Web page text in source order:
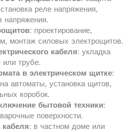
реле напряжения,
напряжения.
: проектирование,
монтаж силовых электрощитов.
кабеля: укладка
или трубе.
в электрическом щитке:
автоматы, установка щитов,
коробок.
бытовой техники:
поверхности.
: в частном доме или